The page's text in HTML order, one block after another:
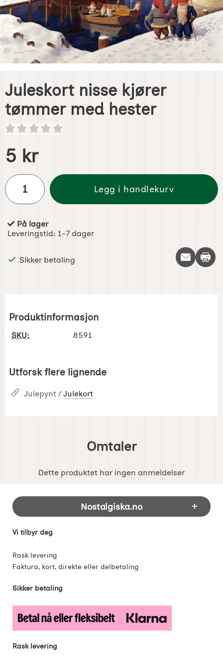
Juleskort nisse kjører
tømmer med hester
Handle dette produktet, Juleskort nisse kjører tømmer
pris
5 kr
antall
Legg i handlekurv
Produkttilgjengelighet:
På lager
Leveringstid: 1-7 dager
Sikker betaling Skriv
Produktinformasjon
SKU: 8591
Utforsk flere lignende
Julepynt / Julekort
Omtaler
Dette produktet har ingen anmeldelser
Footer-innhold Blandet informasjon og
Nostalgiska.no
Vi tilbyr deg
Rask levering
Faktura, kort, direkte eller delbetaling
Sikker betaling
Rask levering